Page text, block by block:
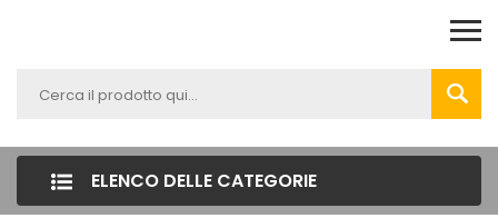
ELENCO DELLE CATEGORIE